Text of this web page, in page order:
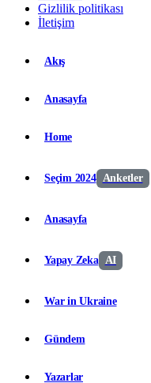
Gizlilik politikası
İletişim
Akış
Anasayfa
Home
Seçim 2024 Anketler
Anasayfa
Yapay Zeka AI
War in Ukraine
Gündem
Yazarlar